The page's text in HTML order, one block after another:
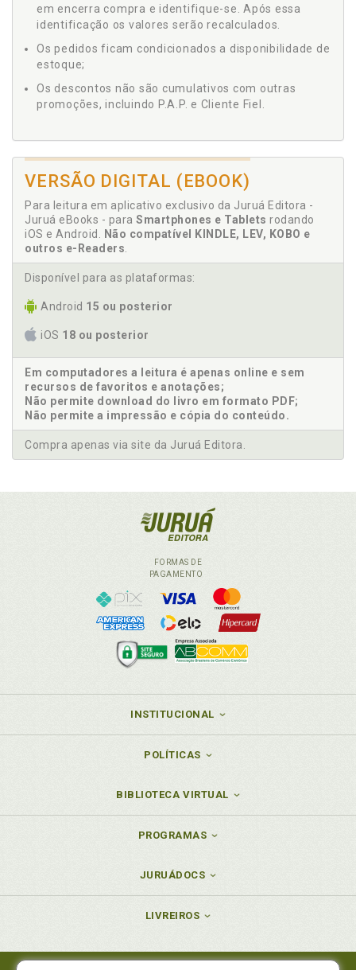
em encerra compra e identifique-se. Após essa
identificação os valores serão recalculados.
Os pedidos ficam condicionados a disponibilidade de
estoque;
Os descontos não são cumulativos com outras
promoções, incluindo P.A.P. e Cliente Fiel.
VERSÃO DIGITAL (EBOOK)
Para leitura em aplicativo exclusivo da Juruá Editora -
Juruá eBooks - para Smartphones e Tablets rodando
iOS e Android.
Não compatível KINDLE, LEV, KOBO e
outros e-Readers
Disponível para as plataformas:
Android 15 ou posterior
iOS 18 ou posterior
Em computadores a leitura é apenas online e sem
recursos de favoritos e anotações;
Não permite download do livro em formato PDF;
Não permite a impressão e cópia do conteúdo.
Compra apenas via site da Juruá Editora.
FORMAS DE
PAGAMENTO
INSTITUCIONAL
POLÍTICAS
BIBLIOTECA VIRTUAL
PROGRAMAS
JURUÁDOCS
LIVREIROS